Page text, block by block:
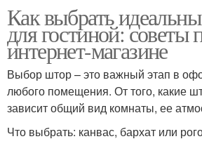
Как выбрать
для гостиной: советы
интернет-магазине
Выбор штор – это важный этап в
любого помещения. От того, какие
зависит общий вид комнаты, ее
Что выбрать: канвас, бархат или